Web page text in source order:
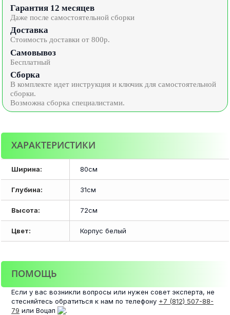
Гарантия 12 месяцев
Даже после самостоятельной сборки
Доставка
Стоимость доставки от 800р.
Самовывоз
Бесплатный
Сборка
В комплекте идет инструкция и ключик для самостоятельной
сборки.
Возможна сборка специалистами.
ХАРАКТЕРИСТИКИ
Ширина: 80см
Глубина: 31см
Высота: 72см
Цвет: Корпус белый
ПОМОЩЬ
Если у вас возникли вопросы или нужен совет эксперта, не
стесняйтесь обратиться к нам по телефону +7 (812) 507-88-
79 или Воцап
.